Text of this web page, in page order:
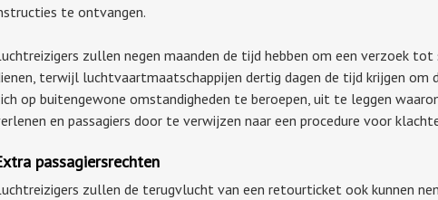
te ontvangen.
zullen negen maanden de tijd hebben om een verzoek tot
terwijl luchtvaartmaatschappijen dertig dagen de tijd krijgen om
op buitengewone omstandigheden te beroepen, uit te leggen
en passagiers door te verwijzen naar een procedure voor
passagiersrechten
zullen de terugvlucht van een retourticket ook kunnen